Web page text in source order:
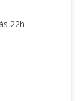
22h